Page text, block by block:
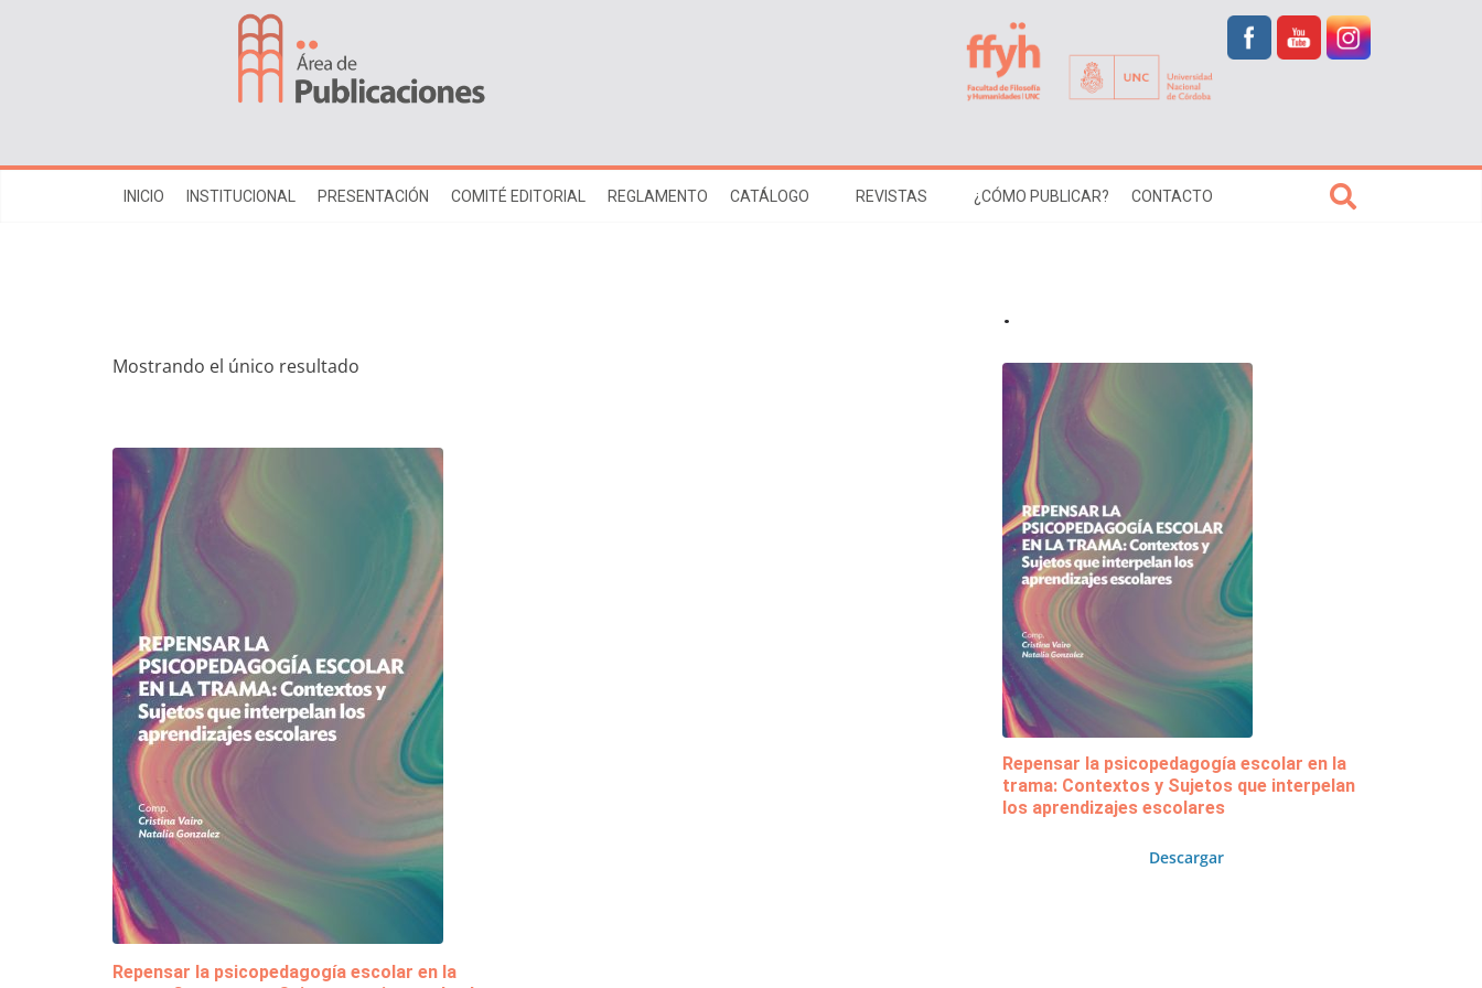
INICIO INSTITUCIONAL PRESENTACIÓN COMITÉ EDITORIAL REGLAMENTO CATÁLOGO REVISTAS ¿CÓMO PUBLICAR? CONTACTO
Mostrando el único resultado
Repensar la psicopedagogía escolar en la
.
Repensar la psicopedagogía escolar en la
trama: Contextos y Sujetos que interpelan
los aprendizajes escolares
Descargar